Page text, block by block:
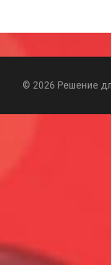
© 2026 Решение